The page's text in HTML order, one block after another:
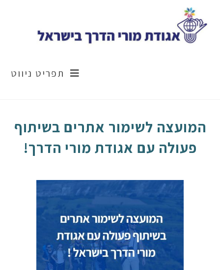
תפריט ניווט
המועצה לשימור אתרים בשיתוף
פעולה עם אגודת מורי הדרך!